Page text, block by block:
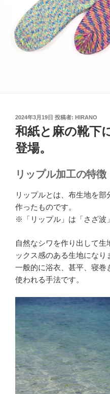
投
稿
日:
2024年3月19日 投稿者: HIRANO
和紙と麻の靴下
登場。
リップル加工の特徴
リップルとは、布生地を
作ったものです。
※「リップル」は「さざ波
自然なシワを作り出して生
ックス感のある生地になり
一般的に浴衣、甚平、寝巻
使われる手法です。